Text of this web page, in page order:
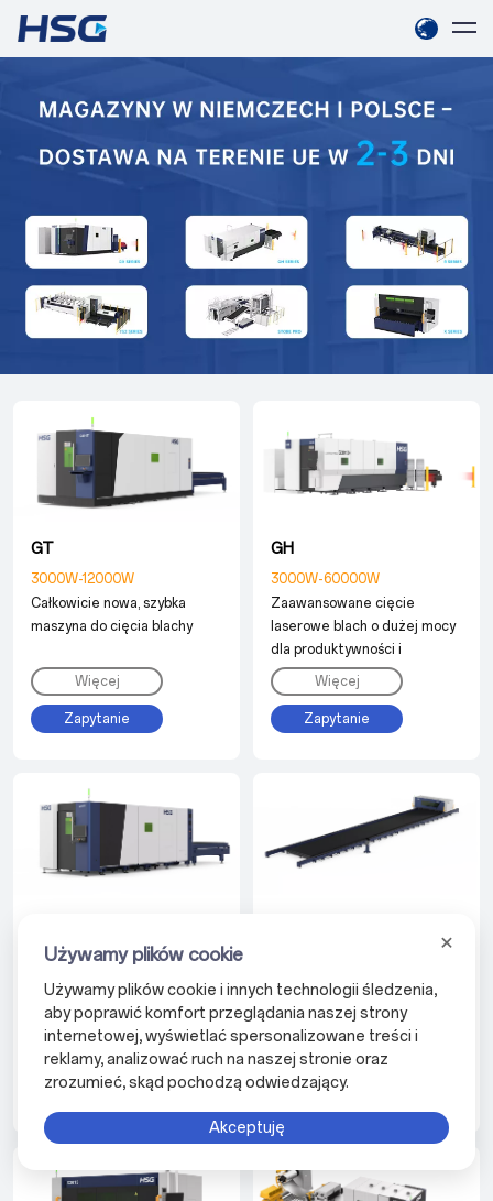
GT
3000W-12000W
Całkowicie nowa, szybka
maszyna do cięcia blachy
Więcej
Zapytanie
GH
3000W-60000W
Zaawansowane cięcie
laserowe blach o dużej mocy
dla produktywności i
wszechstronności
Więcej
Zapytanie
3000W-30000W
Rozwiązanie
Więcej
Zapytanie
materiałów
wielkoformatowych
Więcej
Zapytanie
Używamy plików cookie
Używamy plików cookie i innych technologii śledzenia,
aby poprawić komfort przeglądania naszej strony
internetowej, wyświetlać spersonalizowane treści i
reklamy, analizować ruch na naszej stronie oraz
zrozumieć, skąd pochodzą odwiedzający.
Akceptuję